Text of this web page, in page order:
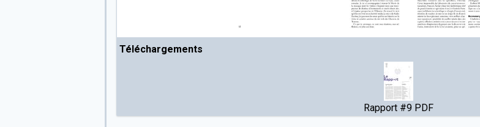
Téléchargements
Rapport #9 PDF